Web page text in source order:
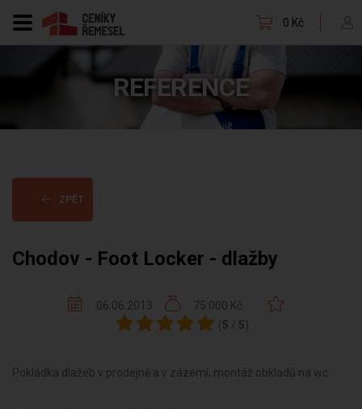
0 Kč
REFERENCE
ZPĚT
Chodov - Foot Locker - dlažby
06.06.2013
75 000 Kč
( 5 / 5)
Pokládka dlažeb v prodejně a v zázemí, montáž obkladů na wc.